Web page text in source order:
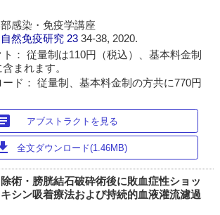
感染・免疫学講座
然免疫研究 2334-38, 2020.
： 従量制は110円（税込）、基本料金制
まれます。
ド： 従量制、基本料金制の方共に770円
アブストラクトを見る
全文ダウンロード(1.46MB)
術・膀胱結石破砕術後に敗血症性ショッ
シン吸着療法および持続的血液灌流濾過